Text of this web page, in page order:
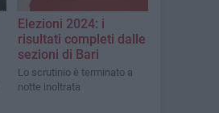
Elezioni 2024: i
risultati completi dalle
sezioni di Bari
Lo scrutinio è terminato a
notte inoltrata